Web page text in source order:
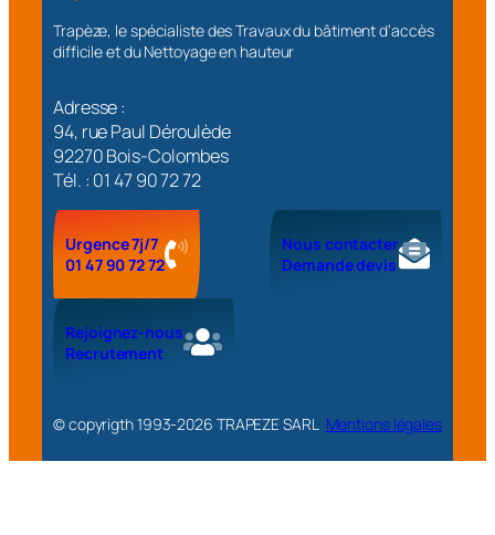
Trapèze, le spécialiste des Travaux du bâtiment d’accès
difficile et du Nettoyage en hauteur
Adresse :
94, rue Paul Déroulède
92270 Bois-Colombes
Tél. : 01 47 90 72 72
Urgence 7j/7
01 47 90 72 72
Nous contacter
Demande devis
Rejoignez-nous
Recrutement
© copyrigth 1993-2026 TRAPEZE SARL Mentions légales